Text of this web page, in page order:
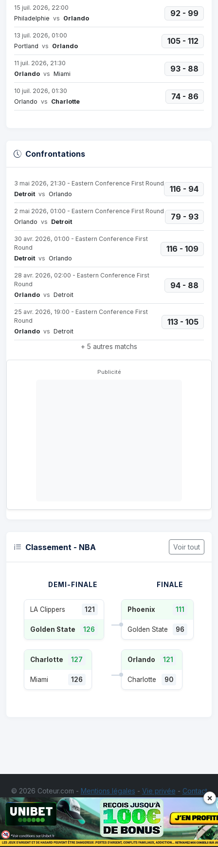
15 juil. 2026, 22:00
Philadelphie vs Orlando
92 - 99
13 juil. 2026, 01:00
Portland vs Orlando
105 - 112
11 juil. 2026, 21:30
Orlando vs Miami
93 - 88
10 juil. 2026, 01:30
Orlando vs Charlotte
74 - 86
Confrontations
3 mai 2026, 21:30 - Eastern Conference First Round
Detroit vs Orlando
116 - 94
2 mai 2026, 01:00 - Eastern Conference First Round
Orlando vs Detroit
79 - 93
30 avr. 2026, 01:00 - Eastern Conference First
Round
Detroit vs Orlando
116 - 109
28 avr. 2026, 02:00 - Eastern Conference First
Round
Orlando vs Detroit
94 - 88
25 avr. 2026, 19:00 - Eastern Conference First
Round
Orlando vs Detroit
113 - 105
+ 5 autres matchs
Publicité
Classement - NBA Voir tout
DEMI-FINALE
LA Clippers 121
Golden State 126
Charlotte 127
Miami 126
FINALE
Phoenix 111
Golden State 96
Orlando 121
Charlotte 90
© 2026 Coteur.com - Mentions légales - Vie privée - Contact
Les jeux d'argent et de hasard sont interdits aux
mineurs. Ne misez pas des sommes d'argent supérieures à ce
que vous pourriez perdre. Jouer comporte des
risques:endettement, dépendance, isolement. Appelez le 09 74
×